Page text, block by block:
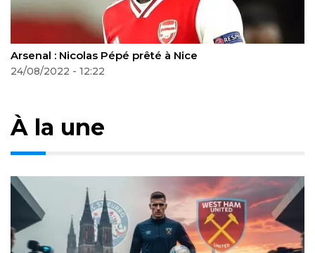
Arsenal : Nicolas Pépé prêté à Nice
24/08/2022 - 12:22
À la une